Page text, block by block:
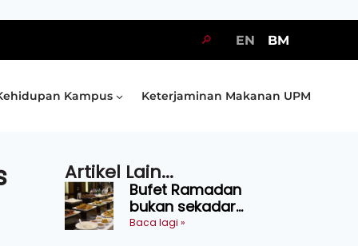
🔎 EN BM
Kampus Keterjaminan Makanan UPM
Artikel Lain...
Bufet Ramadan
bukan sekadar
juadah, perlu bijak
Baca lagi »